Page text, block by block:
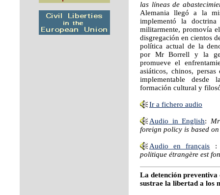
las líneas de
Alemania llegó a la
implementó la
militarmente, promovía
disgregación en cientos
política actual de la
por Mr Borrell y la
promueve el
asiáticos, chinos,
implementable
formación cultural y
Ir a fichero audio
Audio in English:
foreign policy is based
Audio en français
politique étrangère est
La detención preventiva
sustrae la libertad a los